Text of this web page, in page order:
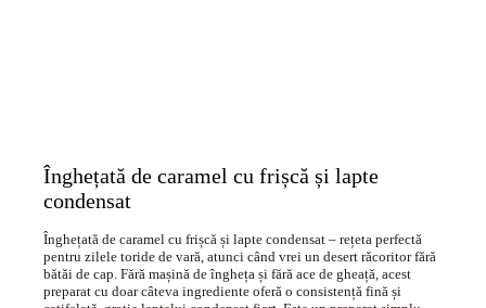
Înghețată de caramel cu frișcă și lapte
condensat
Înghețată de caramel cu frișcă și lapte condensat – rețeta perfectă
pentru zilele toride de vară, atunci când vrei un desert răcoritor fără
bătăi de cap. Fără mașină de îngheța și fără ace de gheață, acest
preparat cu doar câteva ingrediente oferă o consistență fină și